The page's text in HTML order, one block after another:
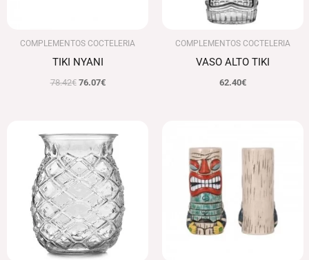
COMPLEMENTOS COCTELERIA
TIKI NYANI
78.42€ 76.07€
COMPLEMENTOS COCTELERIA
VASO ALTO TIKI
62.40€